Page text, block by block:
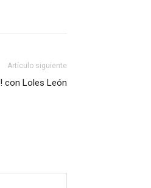
Artículo siguiente
con Loles León